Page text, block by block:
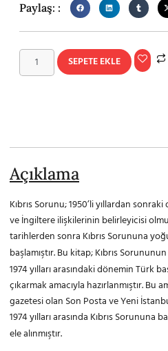
Paylaş: :
SEPETE EKLE
Açıklama
Kıbrıs Sorunu; 1950’li yıllardan
ve İngiltere ilişkilerinin belirleyicisi
tarihlerden sonra Kıbrıs Sorununa
başlamıştır. Bu kitap; Kıbrıs
1974 yılları arasındaki dönemin Türk
çıkarmak amacıyla hazırlanmıştır. Bu
gazetesi olan Son Posta ve Yeni
1974 yılları arasında Kıbrıs Sorununa
ele alınmıştır.